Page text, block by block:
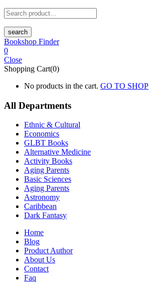
search
Bookshop Finder
0
Close
Shopping Cart(0)
No products in the cart. GO TO SHOP
All Departments
Ethnic & Cultural
Economics
GLBT Books
Alternative Medicine
Activity Books
Aging Parents
Basic Sciences
Aging Parents
Astronomy
Caribbean
Dark Fantasy
Home
Blog
Product Author
About Us
Contact
Faq